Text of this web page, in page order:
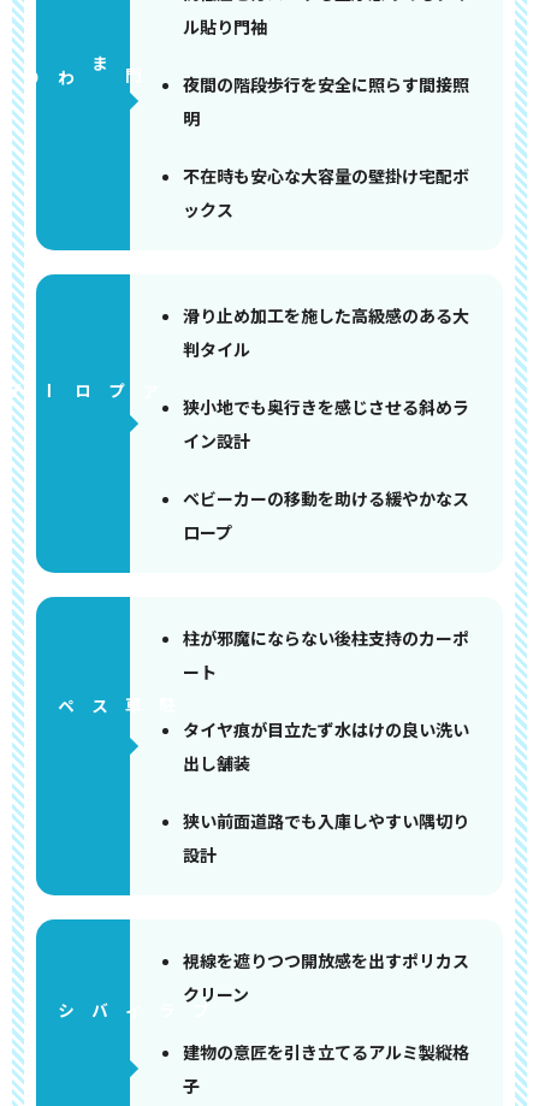
門まわり
ル貼り門袖
夜間の階段歩行を安全に照らす間接照
明
不在時も安心な大容量の壁掛け宅配ボ
ックス
アプローチ
滑り止め加工を施した高級感のある大
判タイル
狭小地でも奥行きを感じさせる斜めラ
イン設計
ベビーカーの移動を助ける緩やかなス
ロープ
柱が邪魔にならない後柱支持のカーポ
ート
タイヤ痕が目立たず水はけの良い洗い
出し舗装
狭い前面道路でも入庫しやすい隅切り
設計
視線を遮りつつ開放感を出すポリカス
クリーン
建物の意匠を引き立てるアルミ製縦格
子